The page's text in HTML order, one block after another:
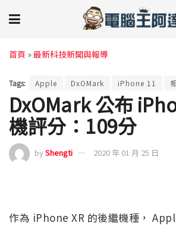
首頁 »最新科技新聞與報導
Tags: Apple DxOMark iPhone 11
DxOMark 公布
機評分：109分
byShengti 2020 年 01 月 25 日
作為 iPhone XR 的後繼機種，